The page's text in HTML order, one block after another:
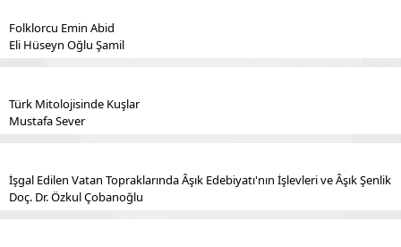
Folklorcu Emin Abid
Eli Hüseyn Oğlu Şamil
Türk Mitolojisinde Kuşlar
Mustafa Sever
İşgal Edilen Vatan Topraklarında Âşık Edebiyatı'nın İşlevleri ve Âşık Şenlik
Doç. Dr. Özkul Çobanoğlu